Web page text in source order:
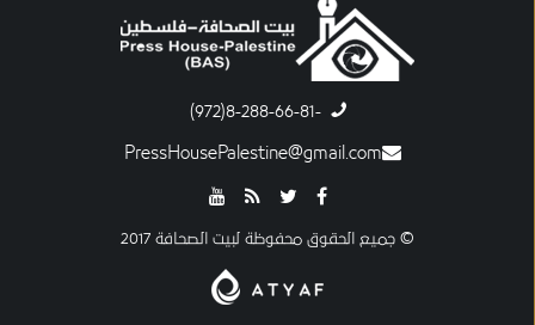
-8-288-66-81(972)
PressHousePalestine@gmail.com
© جميع الحقوق محفوظة لبيت الصحافة 2017